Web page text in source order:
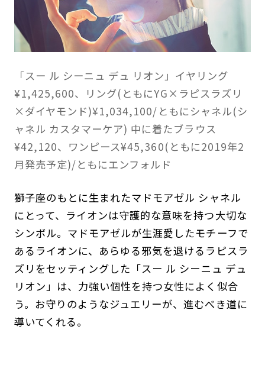
「スー ル シーニュ デュ リオン」イヤリング
¥1,425,600、リング(ともにYG×ラピスラズリ
×ダイヤモンド)¥1,034,100/ともにシャネル(シ
ャネル カスタマーケア) 中に着たブラウス
¥42,120、ワンピース¥45,360(ともに2019年2
月発売予定)/ともにエンフォルド
獅子座のもとに生まれたマドモアゼル シャネル
にとって、ライオンは守護的な意味を持つ大切な
シンボル。マドモアゼルが生涯愛したモチーフで
あるライオンに、あらゆる邪気を退けるラピスラ
ズリをセッティングした「スー ル シーニュ デュ
リオン」は、力強い個性を持つ女性によく似合
う。お守りのようなジュエリーが、進むべき道に
導いてくれる。